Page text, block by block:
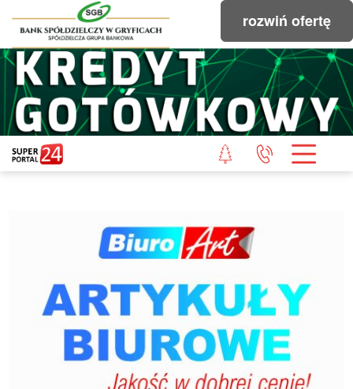
rozwiń ofertę
STRONA GŁÓWNA
POWIAT GRYFICKI
WIADOMOŚCI Z LASU
STUDIO SUPERPORTALU
REDAKCJA
REGULAMIN